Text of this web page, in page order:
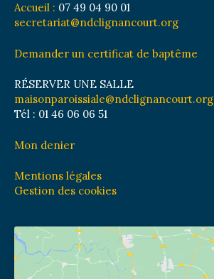
Accueil : 07 49 04 90 01
secretariat@ndclignancourt.org
Demander un certificat de baptême
RÉSERVER UNE SALLE
maisonparoissiale@ndclignancourt.org
Tél : 01 46 06 06 51
Mon denier
Mentions légales
Gestion des cookies